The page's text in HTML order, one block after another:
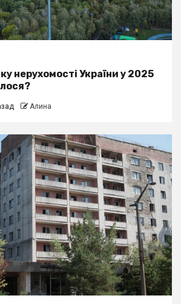
нерухомості України у 2025
Алина